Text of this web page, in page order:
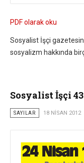
PDF olarak oku
Sosyalist İşçi
sosyalizm hakkında
Sosyalist İşçi
SAYILAR 18 NISAN 2012